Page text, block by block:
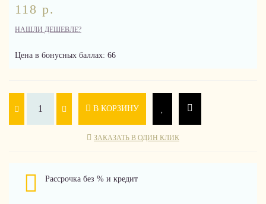
118 р.
НАШЛИ ДЕШЕВЛЕ?
Цена в бонусных баллах: 66
В КОРЗИНУ
ЗАКАЗАТЬ В ОДИН КЛИК
Рассрочка без % и кредит